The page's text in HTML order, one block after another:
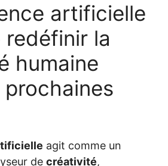
artificielle
la
humaine
agit comme un
de créativité,